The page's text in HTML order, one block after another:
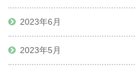
2023年6月
2023年5月